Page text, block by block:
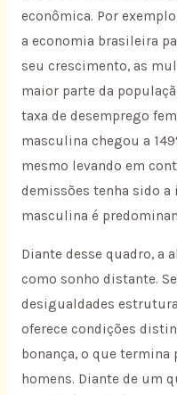
econômica. Por
a economia brasileira
seu crescimento, as
maior parte da
taxa de desemprego
masculina chegou a
mesmo levando em
demissões tenha sido a
masculina é
Diante desse quadro, a
como sonho distante.
desigualdades
oferece condições
bonança, o que
homens. Diante de um